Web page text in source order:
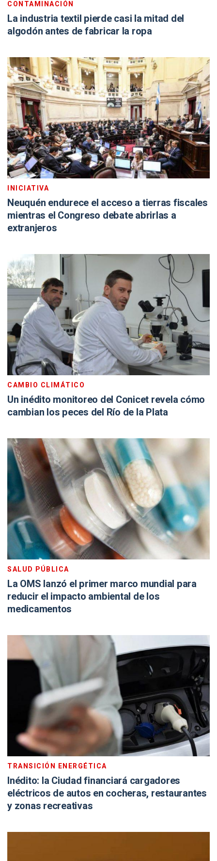
CONTAMINACIÓN
La industria textil pierde casi la mitad del
algodón antes de fabricar la ropa
INICIATIVA
Neuquén endurece el acceso a tierras fiscales
mientras el Congreso debate abrirlas a
extranjeros
CAMBIO CLIMÁTICO
Un inédito monitoreo del Conicet revela cómo
cambian los peces del Río de la Plata
SALUD PÚBLICA
La OMS lanzó el primer marco mundial para
reducir el impacto ambiental de los
medicamentos
TRANSICIÓN ENERGÉTICA
Inédito: la Ciudad financiará cargadores
eléctricos de autos en cocheras, restaurantes
y zonas recreativas